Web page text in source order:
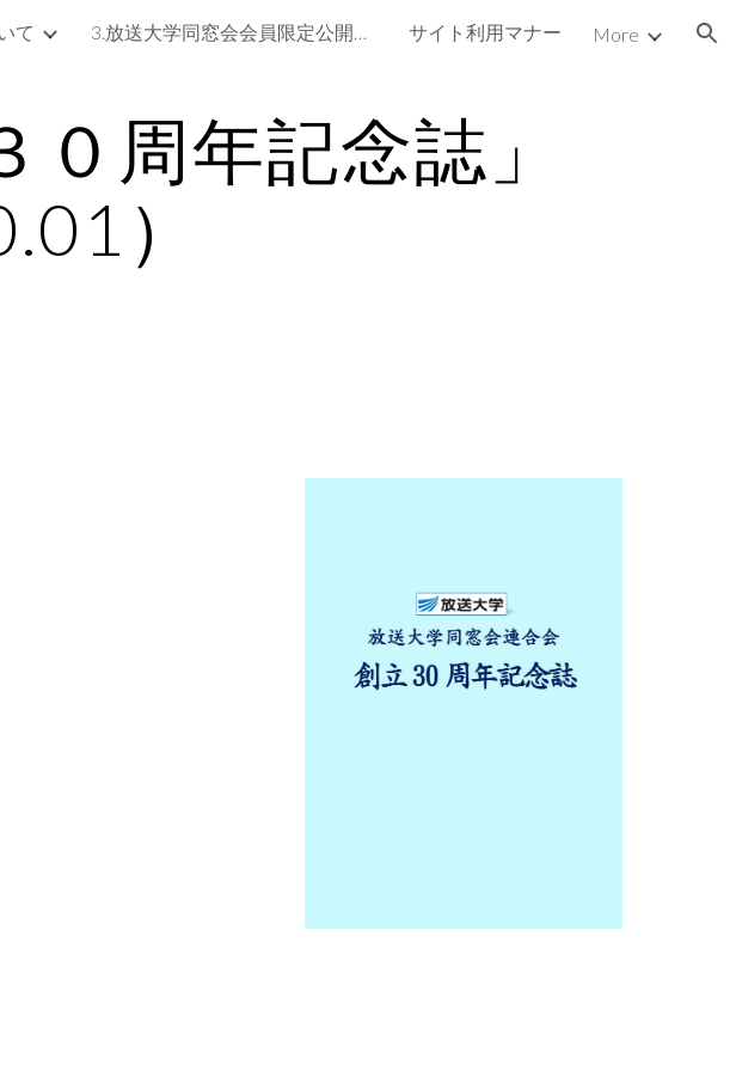
Skip to navigation
て 3.放送大学同窓会会員限定公開ページ サイト利用マナー More
周年記念誌」
）